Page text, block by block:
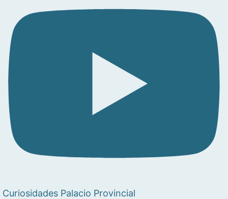
Curiosidades Palacio Provincial